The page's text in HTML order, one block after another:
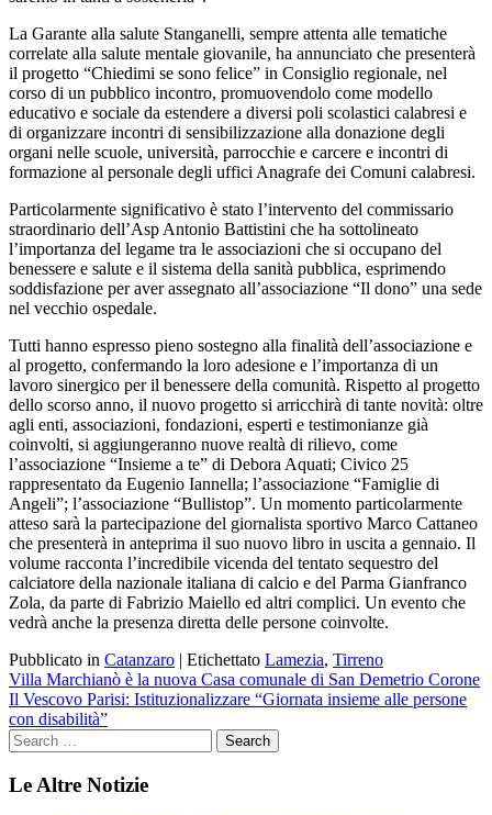
La Garante alla salute Stanganelli, sempre attenta alle tematiche
correlate alla salute mentale giovanile, ha annunciato che presenterà
il progetto “Chiedimi se sono felice” in Consiglio regionale, nel
corso di un pubblico incontro, promuovendolo come modello
educativo e sociale da estendere a diversi poli scolastici calabresi e
di organizzare incontri di sensibilizzazione alla donazione degli
organi nelle scuole, università, parrocchie e carcere e incontri di
formazione al personale degli uffici Anagrafe dei Comuni calabresi.
Particolarmente significativo è stato l’intervento del commissario
straordinario dell’Asp Antonio Battistini che ha sottolineato
l’importanza del legame tra le associazioni che si occupano del
benessere e salute e il sistema della sanità pubblica, esprimendo
soddisfazione per aver assegnato all’associazione “Il dono” una sede
nel vecchio ospedale.
Tutti hanno espresso pieno sostegno alla finalità dell’associazione e
al progetto, confermando la loro adesione e l’importanza di un
lavoro sinergico per il benessere della comunità. Rispetto al progetto
dello scorso anno, il nuovo progetto si arricchirà di tante novità: oltre
agli enti, associazioni, fondazioni, esperti e testimonianze già
coinvolti, si aggiungeranno nuove realtà di rilievo, come
l’associazione “Insieme a te” di Debora Aquati; Civico 25
rappresentato da Eugenio Iannella; l’associazione “Famiglie di
Angeli”; l’associazione “Bullistop”. Un momento particolarmente
atteso sarà la partecipazione del giornalista sportivo Marco Cattaneo
che presenterà in anteprima il suo nuovo libro in uscita a gennaio. Il
volume racconta l’incredibile vicenda del tentato sequestro del
calciatore della nazionale italiana di calcio e del Parma Gianfranco
Zola, da parte di Fabrizio Maiello ed altri complici. Un evento che
vedrà anche la presenza diretta delle persone coinvolte.
Pubblicato in Catanzaro | Etichettato Lamezia, Tirreno
Navigazione
articoli
Villa Marchianò è la nuova Casa comunale di San Demetrio Corone
Il Vescovo Parisi: Istituzionalizzare “Giornata insieme alle persone
con disabilità”
Le Altre Notizie